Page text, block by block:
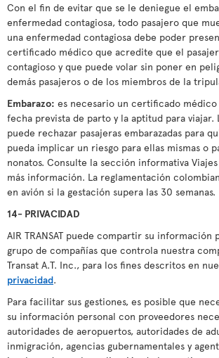
Con el fin de evitar que se le deniegue el
enfermedad contagiosa, todo pasajero que
una enfermedad contagiosa debe poder
certificado médico que acredite que el
contagioso y que puede volar sin poner en
demás pasajeros o de los miembros de la
Embarazo: es necesario un certificado médico
fecha prevista de parto y la aptitud para viajar.
puede rechazar pasajeras embarazadas para
pueda implicar un riesgo para ellas mismas o
nonatos. Consulte la sección informativa
más información. La reglamentación
en avión si la gestación supera las 30 semanas.
14- PRIVACIDAD
AIR TRANSAT puede compartir su información
grupo de compañías que controla nuestra
Transat A.T. Inc., para los fines descritos en
privacidad.
Para facilitar sus gestiones, es posible que
su información personal con proveedores
autoridades de aeropuertos, autoridades de
inmigración, agencias gubernamentales y